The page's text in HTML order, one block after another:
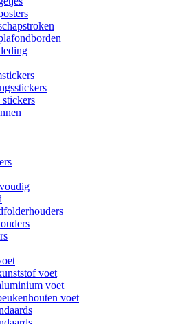
voet
voet
voet